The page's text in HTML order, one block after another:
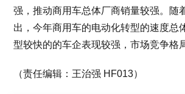
强，推动商用车总体厂商销量较强。随
出，今年商用车的电动化转型的速度总
型较快的的车企表现较强，市场竞争格
（责任编辑：王治强 HF013）